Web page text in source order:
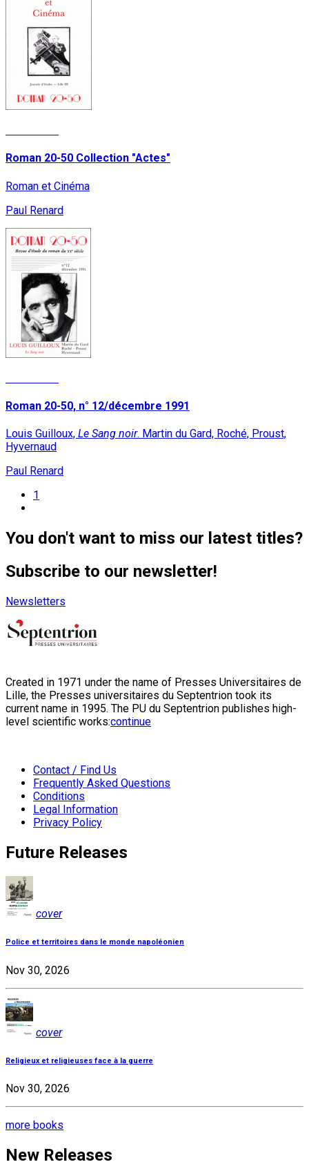
Roman 20-50 Collection "Actes"
Roman et Cinéma
Paul Renard
Roman 20-50, n° 12/décembre 1991
Louis Guilloux, Le Sang noir. Martin du Gard, Roché, Proust,
Hyvernaud
Paul Renard
1
You don't want to miss our latest titles?
Subscribe to our newsletter!
Newsletters
Created in 1971 under the name of Presses Universitaires de
Lille, the Presses universitaires du Septentrion took its
current name in 1995. The PU du Septentrion publishes high-
level scientific works:continue
Contact / Find Us
Frequently Asked Questions
Conditions
Legal Information
Privacy Policy
Future Releases
cover
Police et territoires dans le monde napoléonien
Nov 30, 2026
cover
Religieux et religieuses face à la guerre
Nov 30, 2026
more books
New Releases